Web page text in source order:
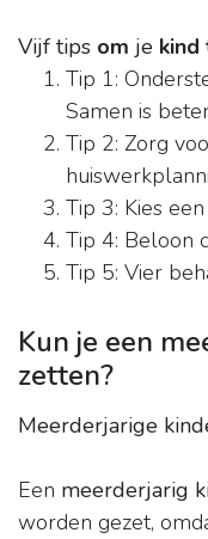
Vijf tips om je
Tip 1:
Samen is
Tip 2: Zorg
Tip 3: Kies
Tip 4: Beloon
Tip 5: Vier
Kun je een
zetten?
Meerderjarige
Een meerderjarig
worden gezet,